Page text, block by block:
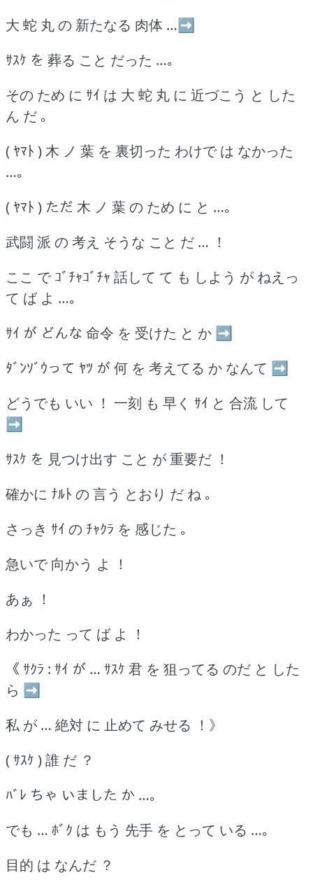
大 蛇 丸 の 新たなる 肉体 …➡
ｻｽｹ を 葬る こと だった …｡
その ため に ｻｲ は 大 蛇 丸 に 近づこう と した
ん だ ｡
( ﾔﾏﾄ ) 木 ノ 葉 を 裏切った わけで は なかった
…｡
( ﾔﾏﾄ ) ただ 木 ノ 葉 の ため に と …｡
武闘 派 の 考え そうな こと だ … ！
ここ で ｺﾞﾁｬｺﾞﾁｬ 話して て も しよう が ねえっ
て ば よ …｡
ｻｲ が どんな 命令 を 受けた と か ➡
ﾀﾞﾝｿﾞｳって ﾔﾂ が 何 を 考えてる か なんて ➡
どうでも いい ！ 一刻 も 早く ｻｲ と 合流 して
➡
ｻｽｹ を 見つけ出す こと が 重要だ ！
確かに ﾅﾙﾄ の 言う とおり だ ね ｡
さっき ｻｲ の ﾁｬｸﾗ を 感じた ｡
急いで 向かう よ ！
あぁ ！
わかった って ば よ ！
《 ｻｸﾗ : ｻｲ が … ｻｽｹ 君 を 狙ってる のだ と した
ら ➡
私 が … 絶対 に 止めて みせる ！》
( ｻｽｹ ) 誰 だ ？
ﾊﾞﾚ ちゃ いました か …｡
でも … ﾎﾞｸ は もう 先手 を とって いる …｡
目的 は なんだ ？